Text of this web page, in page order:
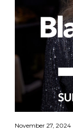
November 27, 2024